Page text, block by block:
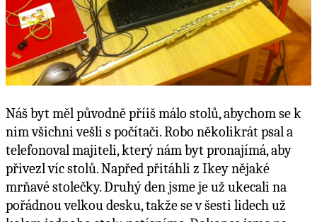
Náš byt měl původně příiš málo stolů, abychom se k
nim všichni vešli s počítači. Robo několikrát psal a
telefonoval majiteli, který nám byt pronajímá, aby
přivezl víc stolů. Napřed přitáhli z Ikey nějaké
mrňavé stolečky. Druhý den jsme je už ukecali na
pořádnou velkou desku, takže se v šesti lidech už